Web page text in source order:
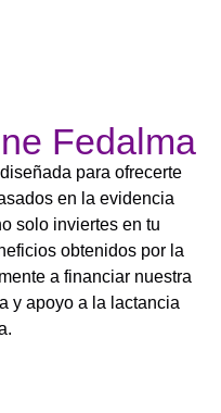
Fedalma
para ofrecerte
en la evidencia
solo inviertes en tu
obtenidos por la
a financiar nuestra
y apoyo a la lactancia